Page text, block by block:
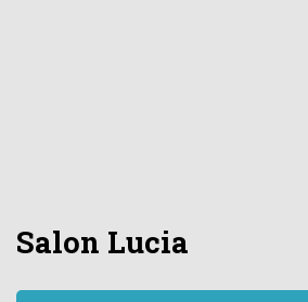
Salon Lucia